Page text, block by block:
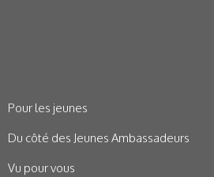
Pour les jeunes
Du côté des Jeunes Ambassadeurs
Vu pour vous